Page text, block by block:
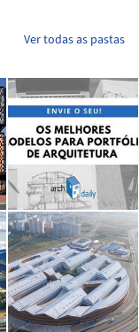
Ver todas as pastas